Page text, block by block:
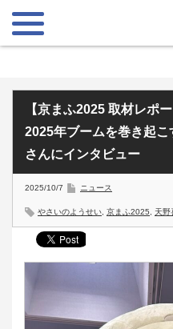
【京まふ2025 取材レポ
2025年ブームを巻き起
さんにインタビュー
2025/10/7 ニュース
やさいのようせい 京まふ2025 天野